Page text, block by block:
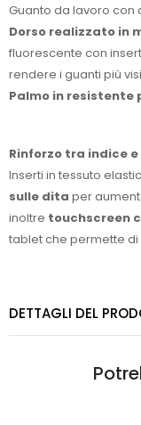
Guanto da lavoro con
Dorso realizzato in
fluorescente con
rendere i guanti più
Palmo in resistente
Rinforzo tra indice
Inserti in tessuto
sulle dita per
inoltre touchscreen
tablet che permette
DETTAGLI DEL